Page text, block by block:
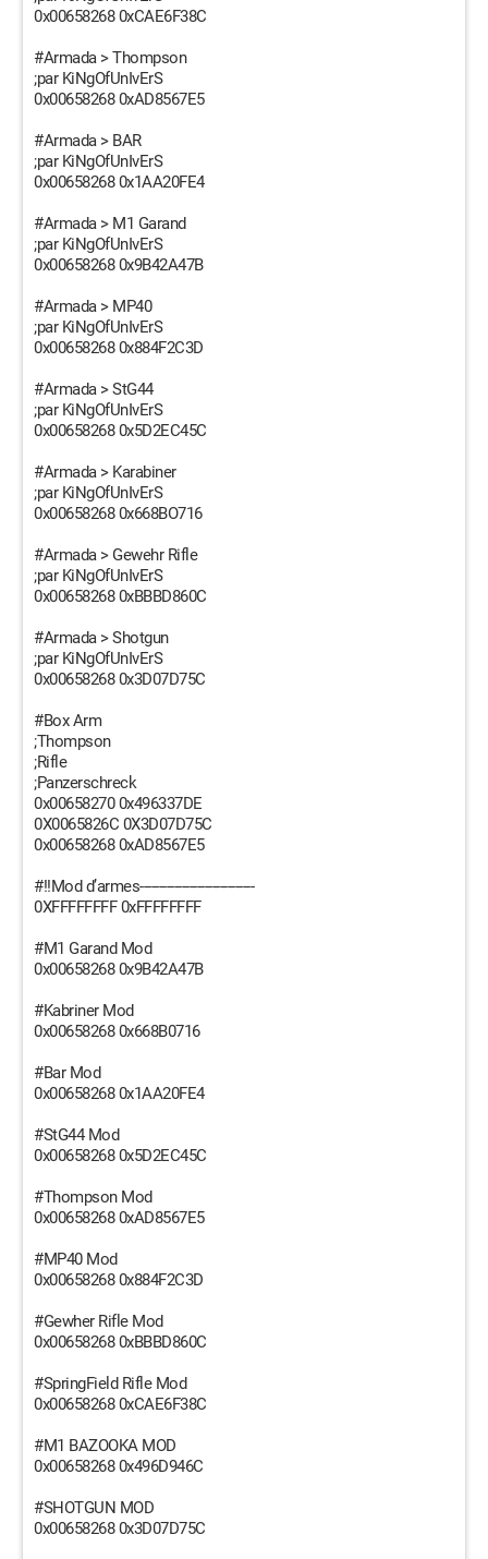
0x00658268 0xCAE6F38C
#Armada > Thompson
;par KiNgOfUnIvErS
0x00658268 0xAD8567E5
#Armada > BAR
;par KiNgOfUnIvErS
0x00658268 0x1AA20FE4
#Armada > M1 Garand
;par KiNgOfUnIvErS
0x00658268 0x9B42A47B
#Armada > MP40
;par KiNgOfUnIvErS
0x00658268 0x884F2C3D
#Armada > StG44
;par KiNgOfUnIvErS
0x00658268 0x5D2EC45C
#Armada > Karabiner
;par KiNgOfUnIvErS
0x00658268 0x668BO716
#Armada > Gewehr Rifle
;par KiNgOfUnIvErS
0x00658268 0xBBBD860C
#Armada > Shotgun
;par KiNgOfUnIvErS
0x00658268 0x3D07D75C
#Box Arm
;Thompson
;Rifle
;Panzerschreck
0x00658270 0x496337DE
0X0065826C 0X3D07D75C
0x00658268 0xAD8567E5
#!!Mod d’armes------------------------------
0XFFFFFFFF 0xFFFFFFFF
#M1 Garand Mod
0x00658268 0x9B42A47B
#Kabriner Mod
0x00658268 0x668B0716
#Bar Mod
0x00658268 0x1AA20FE4
#StG44 Mod
0x00658268 0x5D2EC45C
#Thompson Mod
0x00658268 0xAD8567E5
#MP40 Mod
0x00658268 0x884F2C3D
#Gewher Rifle Mod
0x00658268 0xBBBD860C
#SpringField Rifle Mod
0x00658268 0xCAE6F38C
#M1 BAZOOKA MOD
0x00658268 0x496D946C
#SHOTGUN MOD
0x00658268 0x3D07D75C